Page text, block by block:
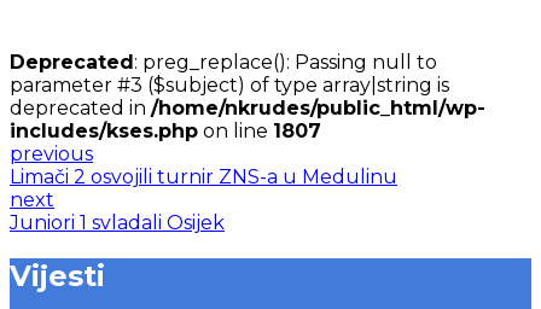
Deprecated: preg_replace(): Passing null to
parameter #3 ($subject) of type array|string is
deprecated in /home/nkrudes/public_html/wp-
includes/kses.php on line 1807
previous
Limači 2 osvojili turnir ZNS-a u Medulinu
next
Juniori 1 svladali Osijek
Vijesti